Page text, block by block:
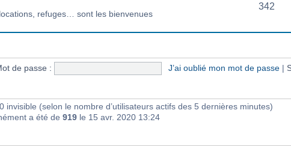
refuges… sont les bienvenues
342
de passe : J’ai oublié mon mot de passe |
invisible (selon le nombre d’utilisateurs actifs des 5 dernières minutes)
a été de 919 le 15 avr. 2020 13:24